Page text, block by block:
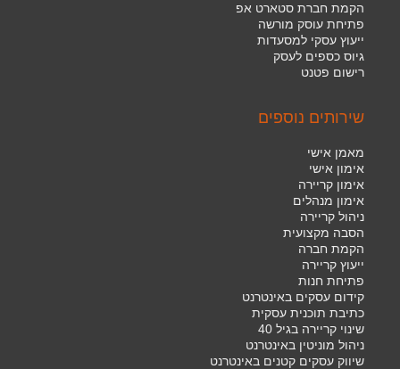
הקמת חברת סטארט אפ
פתיחת עוסק מורשה
ייעוץ עסקי למסעדות
גיוס כספים לעסק
רישום פטנט
שירותים נוספים
מאמן אישי
אימון אישי
אימון קריירה
אימון מנהלים
ניהול קריירה
הסבה מקצועית
הקמת חברה
ייעוץ קריירה
פתיחת חנות
קידום עסקים באינטרנט
כתיבת תוכנית עסקית
שינוי קריירה בגיל 40
ניהול מוניטין באינטרנט
שיווק עסקים קטנים באינטרנט